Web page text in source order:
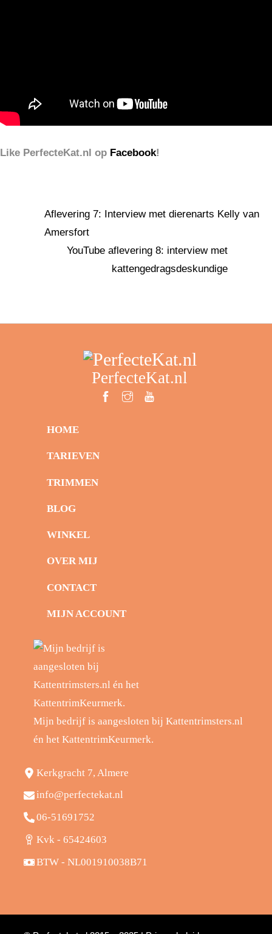
Like PerfecteKat.nl op Facebook!
Aflevering 7: Interview met dierenarts Kelly van
Amersfort
YouTube aflevering 8: interview met
kattengedragsdeskundige
PerfecteKat.nl
HOME
TARIEVEN
TRIMMEN
BLOG
WINKEL
OVER MIJ
CONTACT
MIJN ACCOUNT
Mijn bedrijf is aangesloten bij Kattentrimsters.nl
én het KattentrimKeurmerk.
Kerkgracht 7, Almere
info@perfectekat.nl
06-51691752
Kvk - 65424603
BTW - NL001910038B71